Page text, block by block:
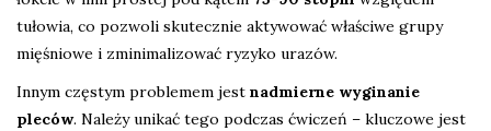
tułowia, co pozwoli skutecznie aktywować właściwe grupy
mięśniowe i zminimalizować ryzyko urazów.
Innym częstym problemem jest nadmierne wyginanie
pleców. Należy unikać tego podczas ćwiczeń – kluczowe jest